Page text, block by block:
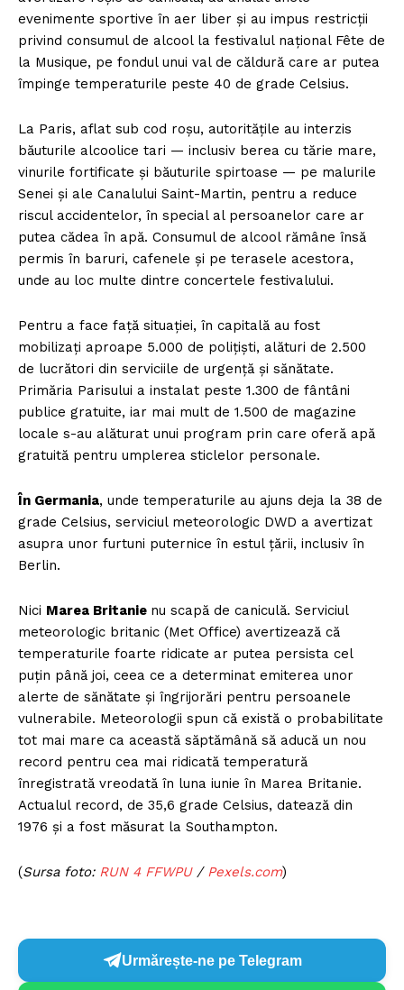
evenimente sportive în aer liber și au impus restricții
privind consumul de alcool la festivalul național Fête de
la Musique, pe fondul unui val de căldură care ar putea
împinge temperaturile peste 40 de grade Celsius.
La Paris, aflat sub cod roșu, autoritățile au interzis
băuturile alcoolice tari — inclusiv berea cu tărie mare,
vinurile fortificate și băuturile spirtoase — pe malurile
Senei și ale Canalului Saint-Martin, pentru a reduce
riscul accidentelor, în special al persoanelor care ar
putea cădea în apă. Consumul de alcool rămâne însă
permis în baruri, cafenele și pe terasele acestora,
unde au loc multe dintre concertele festivalului.
Pentru a face față situației, în capitală au fost
mobilizați aproape 5.000 de polițiști, alături de 2.500
de lucrători din serviciile de urgență și sănătate.
Primăria Parisului a instalat peste 1.300 de fântâni
publice gratuite, iar mai mult de 1.500 de magazine
locale s-au alăturat unui program prin care oferă apă
gratuită pentru umplerea sticlelor personale.
În Germania, unde temperaturile au ajuns deja la 38 de
grade Celsius, serviciul meteorologic DWD a avertizat
asupra unor furtuni puternice în estul țării, inclusiv în
Berlin.
Nici Marea Britanie nu scapă de caniculă. Serviciul
meteorologic britanic (Met Office) avertizează că
temperaturile foarte ridicate ar putea persista cel
puțin până joi, ceea ce a determinat emiterea unor
alerte de sănătate și îngrijorări pentru persoanele
vulnerabile. Meteorologii spun că există o probabilitate
tot mai mare ca această săptămână să aducă un nou
record pentru cea mai ridicată temperatură
înregistrată vreodată în luna iunie în Marea Britanie.
Actualul record, de 35,6 grade Celsius, datează din
1976 și a fost măsurat la Southampton.
(Sursa foto: RUN 4 FFWPU / Pexels.com)
Urmărește-ne pe Telegram